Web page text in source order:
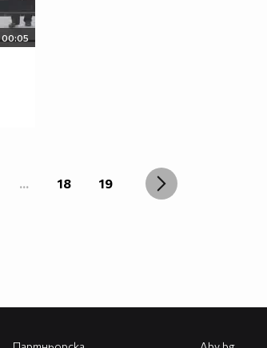
00:05
... 18 19